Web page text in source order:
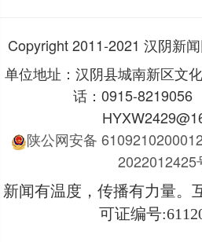
Copyright 2011-2021 汉阴新
单位地址：汉阴县城南新区
话：0915-8219056
陕公网安备
2022012425
新闻有温度，传播有力量。
可证编号